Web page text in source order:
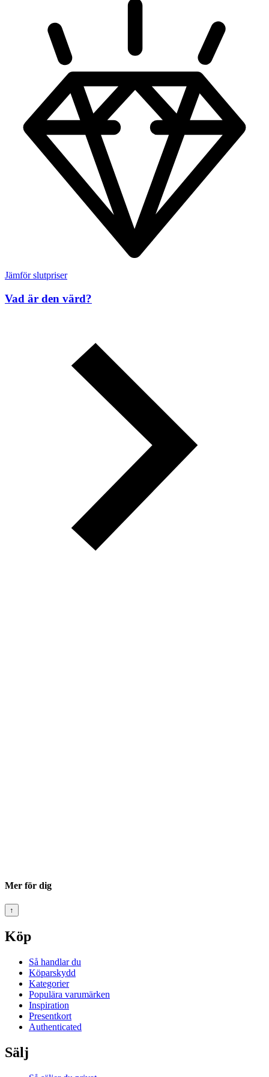
Jämför slutpriser
Vad är den värd?
Mer för dig
↑
Köp
Så handlar du
Köparskydd
Kategorier
Populära varumärken
Inspiration
Presentkort
Authenticated
Sälj